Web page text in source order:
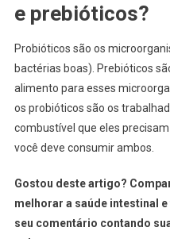
e prebióticos?
Probióticos são os
bactérias boas). Prebióticos
alimento para esses
os probióticos são os
combustível que eles
você deve consumir ambos.
Gostou deste artigo?
melhorar a saúde intestinal
seu comentário contando